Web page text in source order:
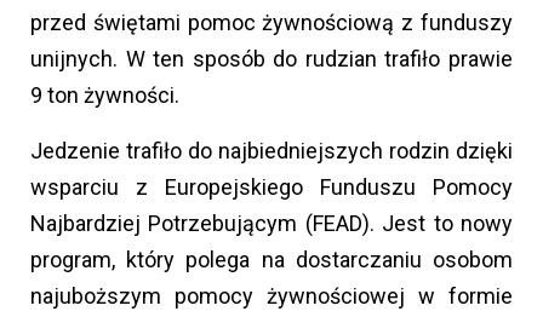
przed świętami pomoc żywnościową z funduszy
unijnych. W ten sposób do rudzian trafiło prawie
9 ton żywności.
Jedzenie trafiło do najbiedniejszych rodzin dzięki
wsparciu z Europejskiego Funduszu Pomocy
Najbardziej Potrzebującym (FEAD). Jest to nowy
program, który polega na dostarczaniu osobom
najuboższym pomocy żywnościowej w formie